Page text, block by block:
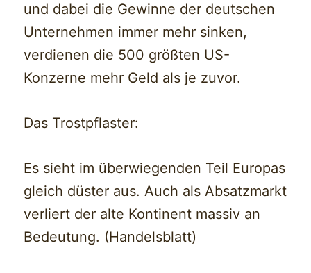
und dabei die Gewinne der deutschen
Unternehmen immer mehr sinken,
verdienen die 500 größten US-
Konzerne mehr Geld als je zuvor.
Das Trostpflaster:
Es sieht im überwiegenden Teil Europas
gleich düster aus. Auch als Absatzmarkt
verliert der alte Kontinent massiv an
Bedeutung. (Handelsblatt)